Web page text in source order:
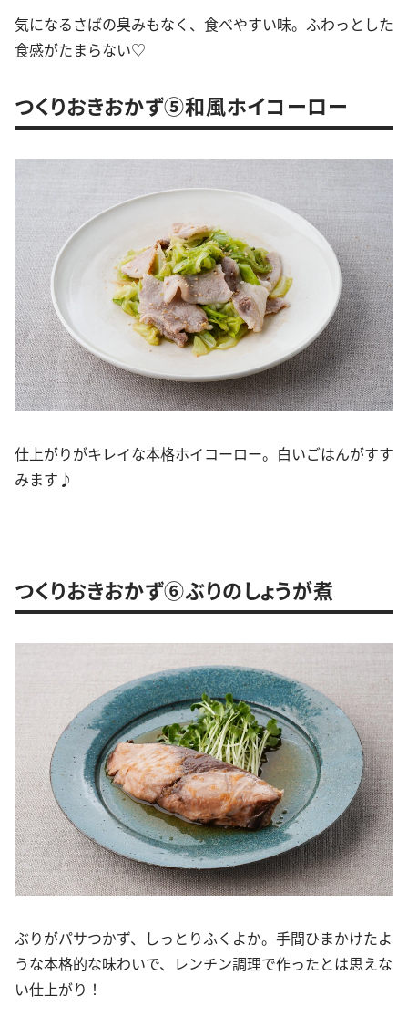
気になるさばの臭みもなく、食べやすい味。ふわっとした
食感がたまらない♡
つくりおきおかず⑤和風ホイコーロー
仕上がりがキレイな本格ホイコーロー。白いごはんがすす
みます♪
つくりおきおかず⑥ぶりのしょうが煮
ぶりがパサつかず、しっとりふくよか。手間ひまかけたよ
うな本格的な味わいで、レンチン調理で作ったとは思えな
い仕上がり！